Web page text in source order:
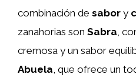
combinación de sabor y
zanahorias son Sabra,
cremosa y un sabor
Abuela, que ofrece un